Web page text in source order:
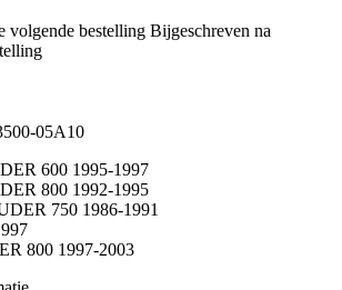
volgende bestelling Bijgeschreven na
05A10
600 1995-1997
800 1992-1995
750 1986-1991
800 1997-2003